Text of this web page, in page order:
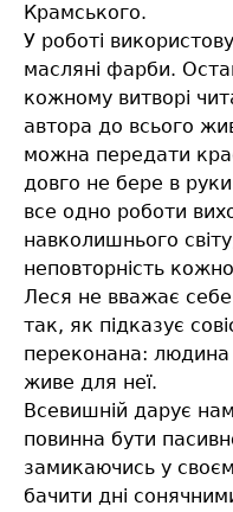
Крамського.
У роботі
масляні фарби.
кожному витворі
автора до всього
можна передати
довго не бере в
все одно роботи
навколишнього
неповторність
Леся не вважає
так, як підказує
переконана: людина
живе для неї.
Всевишній дарує
повинна бути
замикаючись у
бачити дні